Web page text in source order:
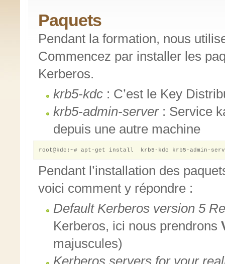
Paquets
Pendant la formation, nous
Commencez par installer les
Kerberos.
krb5-kdc : C’est le Key
krb5-admin-server: Service
depuis une autre machine
Pendant l’installation des
voici comment y répondre :
Default Kerberos version 5
Kerberos, ici nous prendrons
majuscules)
Kerberos servers for your